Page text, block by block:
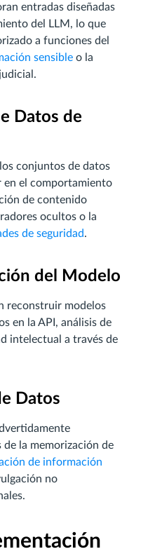
entradas diseñadas
del LLM, lo que
a funciones del
sensible o la
Datos de
conjuntos de datos
en el comportamiento
de contenido
ocultos o la
de seguridad.
del Modelo
reconstruir modelos
en la API, análisis de
intelectual a través de
Datos
la memorización de
de información
no